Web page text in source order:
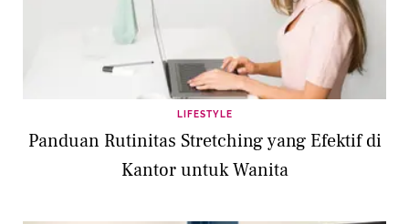
LIFESTYLE
Panduan Rutinitas Stretching yang Efektif di
Kantor untuk Wanita